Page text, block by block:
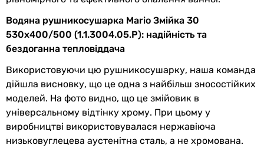
Розташування
рушникосушки
вертикальне
Виробництво Україна
Комплектація
рушникосушка - 1шт., паспорт -
1шт., коробка - 1шт., комплект
кріплень - 1шт, заглушка
Водяна рушникосушарка Mario Змійка 30
530х400/500 (1.1.3004.05.P): надійність та
бездоганна тепловіддача
Використовуючи цю рушникосушарку, наша команда
дійшла висновку, що це одна з найбільш зносостійких
моделей. На фото видно, що це змійовик в
універсальному відтінку хрому. При цьому у
виробництві використовувалася нержавіюча
низьковуглецева аустенітна сталь, а не хромована.